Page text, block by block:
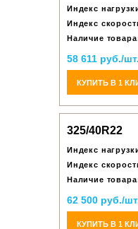
Индекс
Индекс
Наличие
58 611 руб./шт.
КУПИТЬ В 1
325/40R22
Индекс
Индекс
Наличие
62 500 руб./
КУПИТЬ В 1